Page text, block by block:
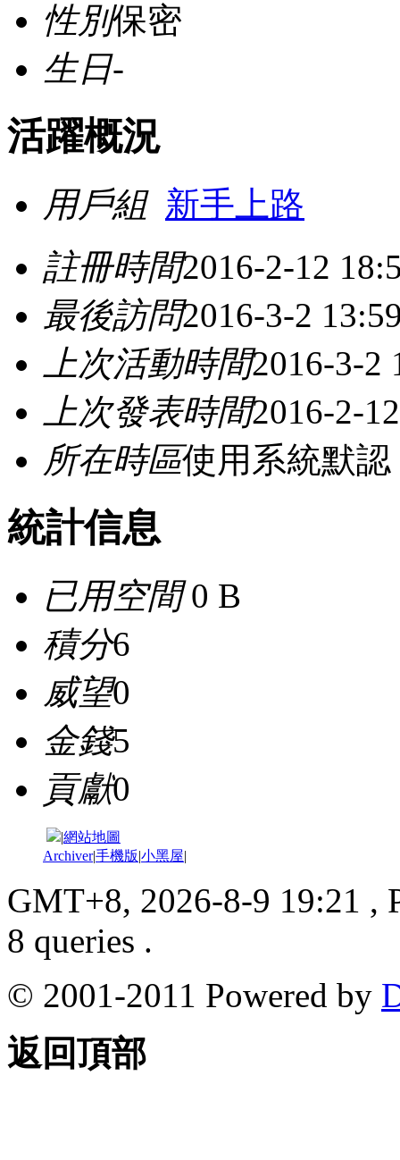
性別保密
生日-
活躍概況
用戶組 新手上路
註冊時間2016-2-12
最後訪問2016-3-2
上次活動時間2016-3-2
上次發表時間2016-2-
所在時區使用系統默認
統計信息
已用空間0 B
積分6
威望0
金錢5
貢獻0
|網站地圖
Archiver|手機版|小黑屋|
GMT+8, 2026-8-9 19:21 ,
8 queries .
© 2001-2011 Powered by
返回頂部